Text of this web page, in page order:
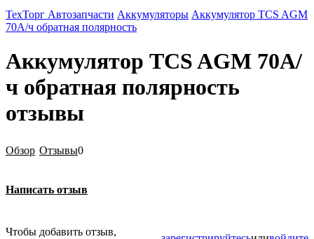
ТехТорг Автозапчасти Аккумуляторы Аккумулятор TCS AGM
70А/ч обратная полярность
Аккумулятор TCS AGM 70А/
ч обратная полярность
отзывы
Обзор Отзывы0
Написать отзыв
Чтобы добавить отзыв,